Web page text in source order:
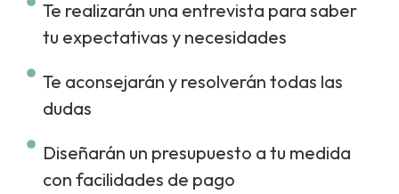
Te realizarán una entrevista para saber
tu expectativas y necesidades
Te aconsejarán y resolverán todas las
dudas
Diseñarán un presupuesto a tu medida
con facilidades de pago